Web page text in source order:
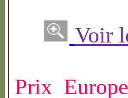
Voir
Prix